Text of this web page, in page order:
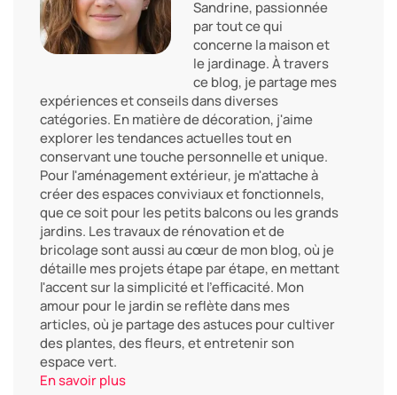
Sandrine, passionnée
par tout ce qui
concerne la maison et
le jardinage. À travers
ce blog, je partage mes
expériences et conseils dans diverses
catégories. En matière de décoration, j'aime
explorer les tendances actuelles tout en
conservant une touche personnelle et unique.
Pour l'aménagement extérieur, je m'attache à
créer des espaces conviviaux et fonctionnels,
que ce soit pour les petits balcons ou les grands
jardins. Les travaux de rénovation et de
bricolage sont aussi au cœur de mon blog, où je
détaille mes projets étape par étape, en mettant
l'accent sur la simplicité et l'efficacité. Mon
amour pour le jardin se reflète dans mes
articles, où je partage des astuces pour cultiver
des plantes, des fleurs, et entretenir son
espace vert.
En savoir plus